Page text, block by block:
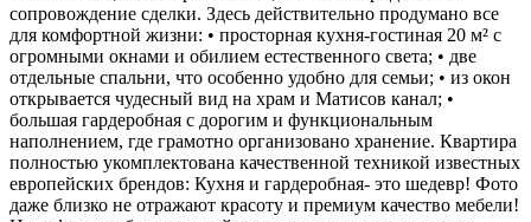
сопровождение сделки. Здесь действительно продумано все
для комфортной жизни: • просторная кухня-гостиная 20 м² с
огромными окнами и обилием естественного света; • две
отдельные спальни, что особенно удобно для семьи; • из окон
открывается чудесный вид на храм и Матисов канал; •
большая гардеробная с дорогим и функциональным
наполнением, где грамотно организовано хранение. Квартира
полностью укомплектована качественной техникой известных
европейских брендов: Кухня и гардеробная- это шедевр! Фото
даже близко не отражают красоту и премиум качество мебели!